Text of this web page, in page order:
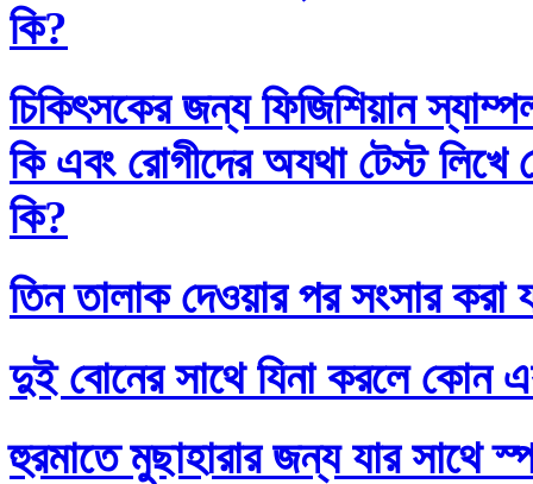
কি?
চিকিৎসকের জন্য ফিজিশিয়ান
কি এবং রোগীদের অযথা টেস্ট লিখে
কি?
তিন তালাক দেওয়ার পর সংসার করা
দুই বোনের সাথে যিনা করলে কোন
হুরমাতে মুছাহারার জন্য যার সাথে